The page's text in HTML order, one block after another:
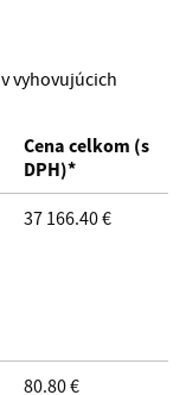
vyhovujúcich
Cena celkom (s
DPH)*
37 166.40 €
80.80 €